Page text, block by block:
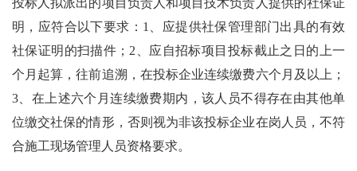
投标人拟派出的项目负责人和项目技术负责人提供的社保证
明，应符合以下要求： 1、应提供社保管理部门出具的有效
社保证明的扫描件；2、应自招标项目投标截止之日的上一
个月起算，往前追溯，在投标企业连续缴费六个月及以上；
3、在上述六个月连续缴费期内，该人员不得存在由其他单
位缴交社保的情形，否则视为非该投标企业在岗人员，不符
合施工现场管理人员资格要求。